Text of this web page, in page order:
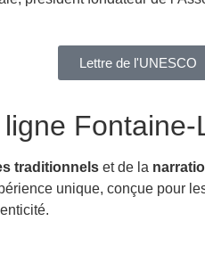
Lettre de l'UNESCO
Fontaine-
traditionnels et de la
unique, conçue pour